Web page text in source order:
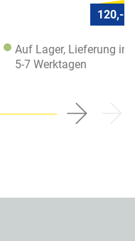
120,- €
Auf Lager, Lieferung in
5-7 Werktagen